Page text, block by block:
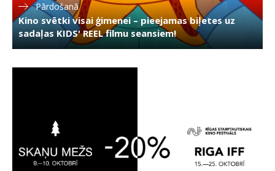
Pārdošanā
Kino svētki visai ģimenei – pieejamas biļetes uz
sadaļas KIDS' REEL filmu seansiem!